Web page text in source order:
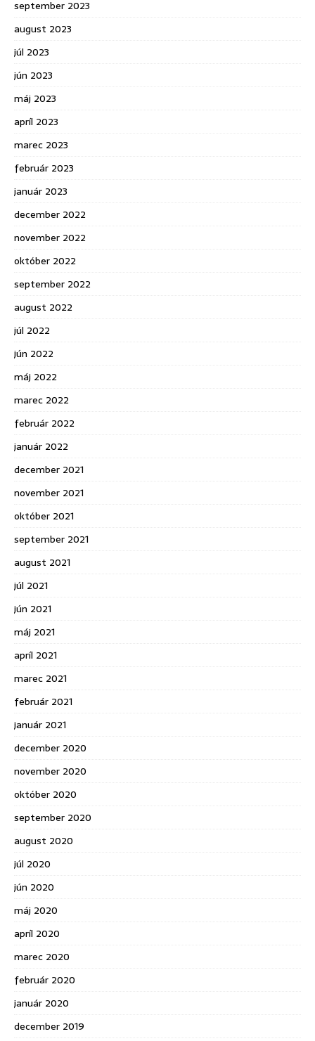
september 2023
august 2023
júl 2023
jún 2023
máj 2023
apríl 2023
marec 2023
február 2023
január 2023
december 2022
november 2022
október 2022
september 2022
august 2022
júl 2022
jún 2022
máj 2022
marec 2022
február 2022
január 2022
december 2021
november 2021
október 2021
september 2021
august 2021
júl 2021
jún 2021
máj 2021
apríl 2021
marec 2021
február 2021
január 2021
december 2020
november 2020
október 2020
september 2020
august 2020
júl 2020
jún 2020
máj 2020
apríl 2020
marec 2020
február 2020
január 2020
december 2019